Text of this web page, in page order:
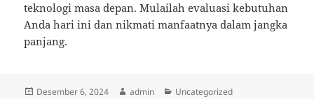
teknologi masa depan. Mulailah evaluasi kebutuhan
Anda hari ini dan nikmati manfaatnya dalam jangka
panjang.
Diposkan
Desember 6, 2024 Penulis
admin Kategori
Uncategorized